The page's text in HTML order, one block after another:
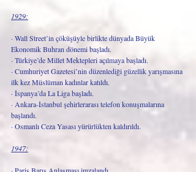
1929:
· Wall Street’in çöküşüyle birlikte dünyada Büyük
Ekonomik Buhran dönemi başladı.
· Türkiye’de Millet Mektepleri açılmaya başladı.
· Cumhuriyet Gazetesi’nin düzenlediği güzellik yarışmasına
ilk kez Müslüman kadınlar katıldı.
· İspanya’da La Liga başladı.
· Ankara-İstanbul şehirlerarası telefon konuşmalarına
başlandı.
· Osmanlı Ceza Yasası yürürlükten kaldırıldı.
1947: